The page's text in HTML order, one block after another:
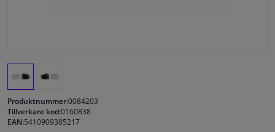
Bilvård & Tillbehör
Verkstad & Verktyg
Produktnummer:0084203
Tillverkare kod:0160838
EAN:5410909385217